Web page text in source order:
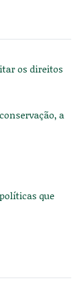
os direitos
a
que